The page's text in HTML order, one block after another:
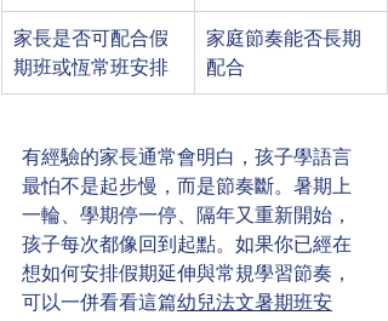
家長是否可配合假
期班或恆常班安排
家庭節奏能否長期
配合
有經驗的家長通常會明白，孩子學語言
最怕不是起步慢，而是節奏斷。暑期上
一輪、學期停一停、隔年又重新開始，
孩子每次都像回到起點。如果你已經在
想如何安排假期延伸與常規學習節奏，
可以一併看看這篇幼兒法文暑期班安